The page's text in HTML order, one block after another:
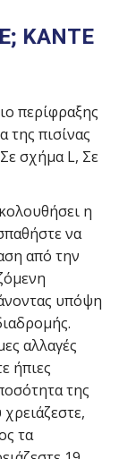
ΚΑΝΤΕ
περίφραξης
της πισίνας
σχήμα L, Σε
η
να
από την
υπόψη
αλλαγές
ήπιες
της
τα